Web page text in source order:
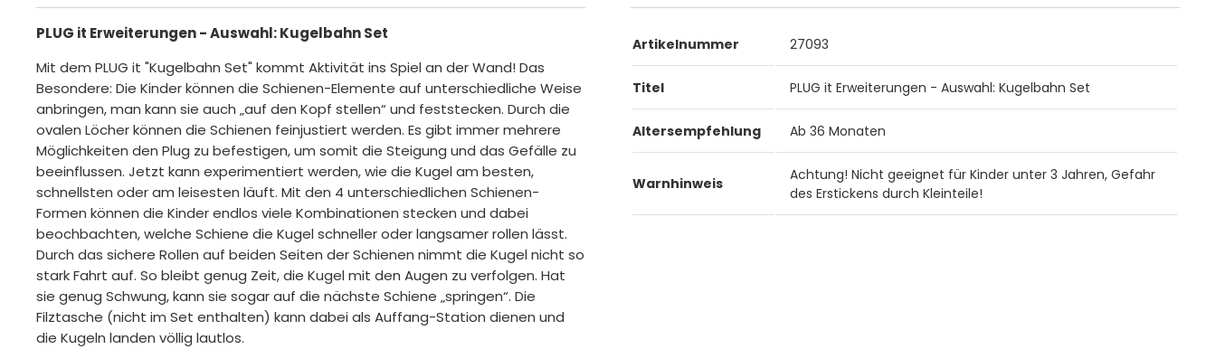
PLUG it Erweiterungen - Auswahl: Kugelbahn Set
Mit dem PLUG it "Kugelbahn Set" kommt Aktivität ins Spiel an der Wand! Das
Besondere: Die Kinder können die Schienen-Elemente auf unterschiedliche Weise
anbringen, man kann sie auch „auf den Kopf stellen“ und feststecken. Durch die
ovalen Löcher können die Schienen feinjustiert werden. Es gibt immer mehrere
Möglichkeiten den Plug zu befestigen, um somit die Steigung und das Gefälle zu
beeinflussen. Jetzt kann experimentiert werden, wie die Kugel am besten,
schnellsten oder am leisesten läuft. Mit den 4 unterschiedlichen Schienen-
Formen können die Kinder endlos viele Kombinationen stecken und dabei
beochbachten, welche Schiene die Kugel schneller oder langsamer rollen lässt.
Durch das sichere Rollen auf beiden Seiten der Schienen nimmt die Kugel nicht so
stark Fahrt auf. So bleibt genug Zeit, die Kugel mit den Augen zu verfolgen. Hat
sie genug Schwung, kann sie sogar auf die nächste Schiene „springen“. Die
Filztasche (nicht im Set enthalten) kann dabei als Auffang-Station dienen und
die Kugeln landen völlig lautlos.
Artikelnummer 27093
Titel PLUG it Erweiterungen - Auswahl: Kugelbahn Set
Altersempfehlung Ab 36 Monaten
Warnhinweis
Achtung! Nicht geeignet für Kinder unter 3 Jahren, Gefahr
des Erstickens durch Kleinteile!